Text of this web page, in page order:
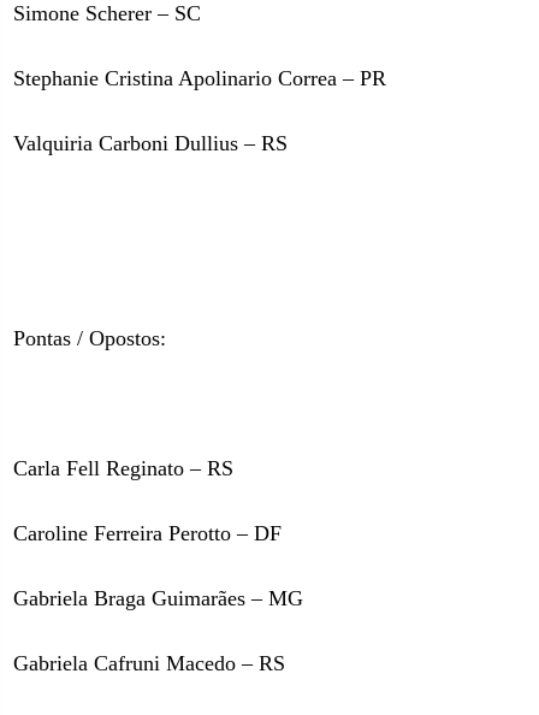
Simone Scherer – SC
Stephanie Cristina Apolinario Correa – PR
Valquiria Carboni Dullius – RS
Pontas / Opostos:
Carla Fell Reginato – RS
Caroline Ferreira Perotto – DF
Gabriela Braga Guimarães – MG
Gabriela Cafruni Macedo – RS